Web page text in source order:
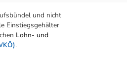
und nicht
Einstiegsgehälter
Lohn- und
.